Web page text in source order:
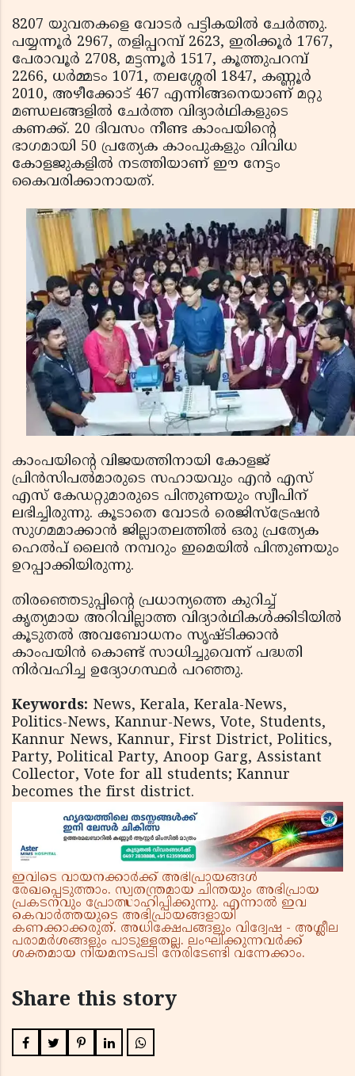
8207 യുവതകളെ വോടര്‍ പട്ടികയില്‍ ചേര്‍ത്തു.
പയ്യന്നൂര്‍ 2967, തളിപ്പറമ്പ് 2623, ഇരിക്കൂര്‍ 1767,
പേരാവൂര്‍ 2708, മട്ടന്നൂര്‍ 1517, കൂത്തുപറമ്പ്
2266, ധര്‍മ്മടം 1071, തലശ്ശേരി 1847, കണ്ണൂര്‍
2010, അഴീക്കോട് 467 എന്നിങ്ങനെയാണ് മറ്റു
മണ്ഡലങ്ങളില്‍ ചേര്‍ത്ത വിദ്യാര്‍ഥികളുടെ
കണക്ക്. 20 ദിവസം നീണ്ട കാംപയിന്റെ
ഭാഗമായി 50 പ്രത്യേക കാംപുകളും വിവിധ
കോളജുകളില്‍ നടത്തിയാണ് ഈ നേട്ടം
കൈവരിക്കാനായത്.
കാംപയിന്റെ വിജയത്തിനായി കോളജ്
പ്രിന്‍സിപല്‍മാരുടെ സഹായവും എന്‍ എസ്
എസ് കേഡറ്റുമാരുടെ പിന്തുണയും സ്വീപിന്
ലഭിച്ചിരുന്നു. കൂടാതെ വോടര്‍ രെജിസ്‌ട്രേഷന്‍
സുഗമമാക്കാന്‍ ജില്ലാതലത്തില്‍ ഒരു പ്രത്യേക
ഹെല്‍പ് ലൈന്‍ നമ്പറും ഇമെയില്‍ പിന്തുണയും
ഉറപ്പാക്കിയിരുന്നു.
തിരഞ്ഞെടുപ്പിന്റെ പ്രധാന്യത്തെ കുറിച്ച്
കൃത്യമായ അറിവില്ലാത്ത വിദ്യാര്‍ഥികള്‍ക്കിടിയില്‍
കൂടുതല്‍ അവബോധനം സൃഷ്ടിക്കാന്‍
കാംപയിന്‍ കൊണ്ട് സാധിച്ചുവെന്ന് പദ്ധതി
നിര്‍വഹിച്ച ഉദ്യോഗസ്ഥര്‍ പറഞ്ഞു.
Keywords: News, Kerala, Kerala-News,
Politics-News, Kannur-News, Vote, Students,
Kannur News, Kannur, First District, Politics,
Party, Political Party, Anoop Garg, Assistant
Collector, Vote for all students; Kannur
becomes the first district.
ഇവിടെ വായനക്കാർക്ക് അഭിപ്രായങ്ങൾ
രേഖപ്പെടുത്താം. സ്വതന്ത്രമായ ചിന്തയും അഭിപ്രായ
പ്രകടനവും പ്രോത്സാഹിപ്പിക്കുന്നു. എന്നാൽ ഇവ
കെവാർത്തയുടെ അഭിപ്രായങ്ങളായി
കണക്കാക്കരുത്. അധിക്ഷേപങ്ങളും വിദ്വേഷ - അശ്ലീല
പരാമർശങ്ങളും പാടുള്ളതല്ല. ലംഘിക്കുന്നവർക്ക്
ശക്തമായ നിയമനടപടി നേരിടേണ്ടി വന്നേക്കാം.
Share this story